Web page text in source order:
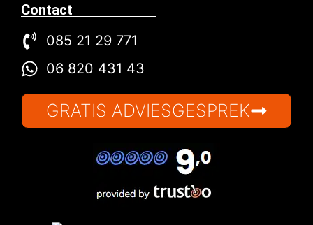
Contact
085 21 29 771
06 820 431 43
GRATIS ADVIESGESPREK